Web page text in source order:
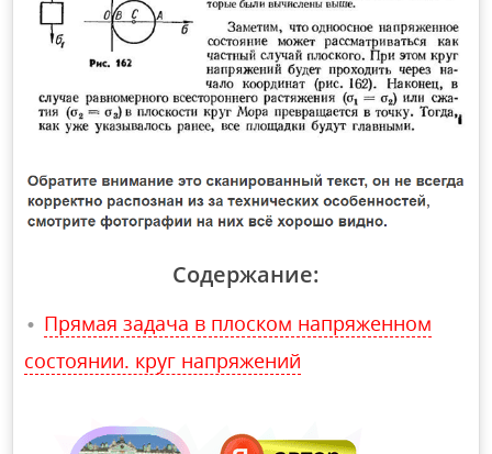
Содержание:
Прямая задача в плоском напряженном
состоянии. круг напряжений